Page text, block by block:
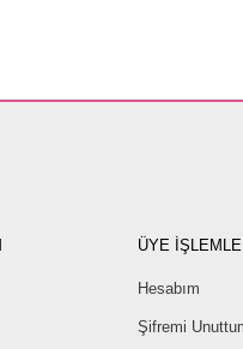
ÜYE
Hesabım
Şifremi